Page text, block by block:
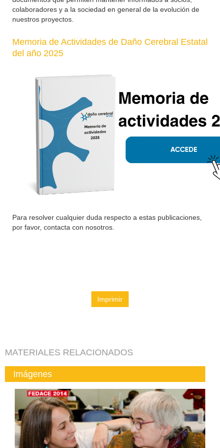
colaboradores y a la sociedad en general de la evolución de
nuestros proyectos.
Memoria de Actividades de Daño Cerebral Estatal
del año 2025
Para resolver cualquier duda respecto a estas publicaciones,
por favor, contacta con nosotros.
Imprimir
MATERIALES RELACIONADOS
Imágenes